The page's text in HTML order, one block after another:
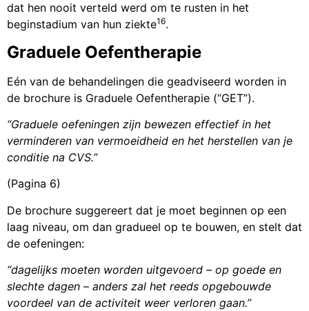
dat hen nooit verteld werd om te rusten in het
beginstadium van hun ziekte16.
Graduele Oefentherapie
Eén van de behandelingen die geadviseerd worden in
de brochure is Graduele Oefentherapie (“GET”).
“Graduele oefeningen zijn bewezen effectief in het
verminderen van vermoeidheid en het herstellen van je
conditie na CVS.”
(Pagina 6)
De brochure suggereert dat je moet beginnen op een
laag niveau, om dan gradueel op te bouwen, en stelt dat
de oefeningen:
“dagelijks moeten worden uitgevoerd – op goede en
slechte dagen – anders zal het reeds opgebouwde
voordeel van de activiteit weer verloren gaan.”